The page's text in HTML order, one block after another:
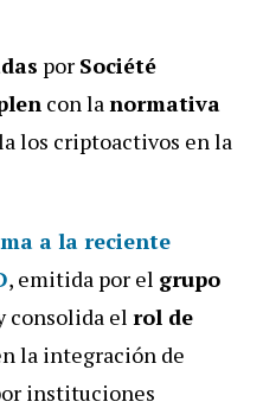
por Société
con lanormativa
los criptoactivos en la
a la reciente
, emitida por el grupo
consolida el rol de
la integración de
instituciones